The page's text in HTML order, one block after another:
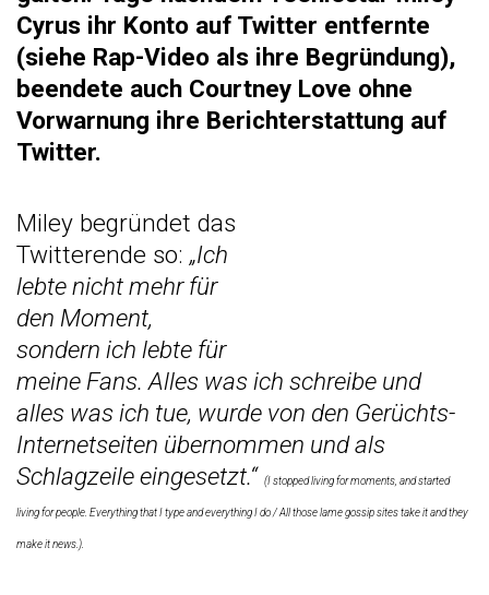
Cyrus ihr Konto auf Twitter entfernte
(siehe Rap-Video als ihre Begründung),
beendete auch Courtney Love ohne
Vorwarnung ihre Berichterstattung auf
Twitter.
Miley begründet das
Twitterende so:„Ich
lebte nicht mehr für
den Moment,
sondern ich lebte für
meine Fans. Alles was ich schreibe und
alles was ich tue, wurde von den Gerüchts-
Internetseiten übernommen und als
Schlagzeile eingesetzt.“ (I stopped living for moments, and started
living for people. Everything that I type and everything I do / All those lame gossip sites take it and they
make it news.).